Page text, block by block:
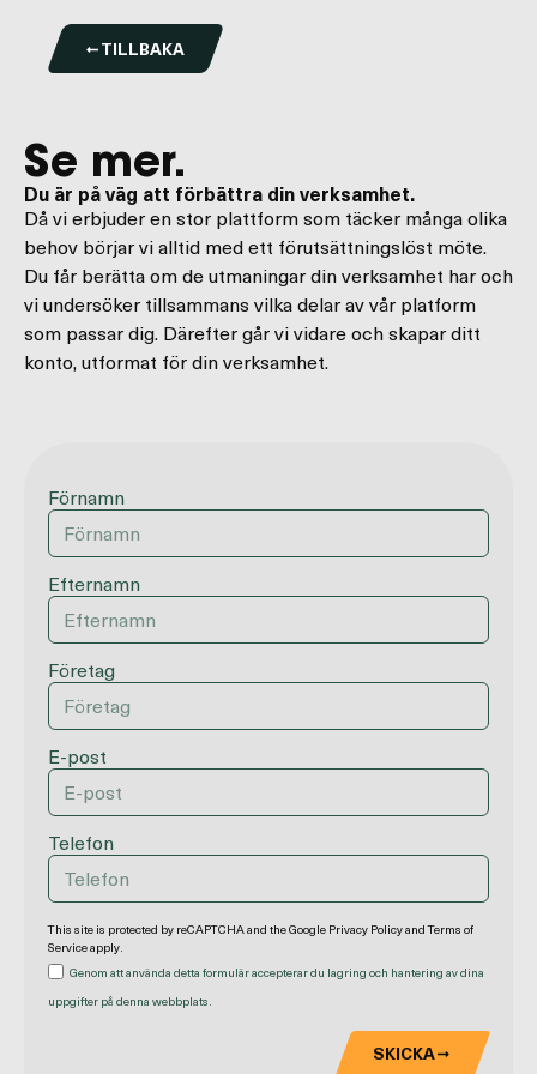
TILLBAKA
Se mer.
Du är på väg att förbättra din verksamhet.
Då vi erbjuder en stor plattform som täcker många olika
behov börjar vi alltid med ett förutsättningslöst möte.
Du får berätta om de utmaningar din verksamhet har och
vi undersöker tillsammans vilka delar av vår platform
som passar dig. Därefter går vi vidare och skapar ditt
konto, utformat för din verksamhet.
Förnamn
Efternamn
Företag
E-post
Telefon
This site is protected by reCAPTCHA and the Google Privacy PolicyandTerms of
Serviceapply.
Genom att använda detta formulär accepterar du lagring och hantering av dina
uppgifter på denna webbplats.
SKICKA